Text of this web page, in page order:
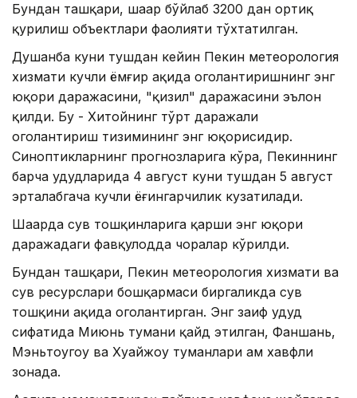
Бундан ташқари, шаҳар бўйлаб 3200 дан ортиқ
қурилиш объектлари фаолияти тўхтатилган.
Душанба куни тушдан кейин Пекин метеорология
хизмати кучли ёмғир ҳақида огоҳлантиришнинг энг
юқори даражасини, "қизил" даражасини эълон
қилди. Бу - Хитойнинг тўрт даражали
огоҳлантириш тизимининг энг юқорисидир.
Синоптикларнинг прогнозларига кўра, Пекиннинг
барча ҳудудларида 4 август куни тушдан 5 август
эрталабгача кучли ёғингарчилик кузатилади.
Шаҳарда сув тошқинларига қарши энг юқори
даражадаги фавқулодда чоралар кўрилди.
Бундан ташқари, Пекин метеорология хизмати ва
сув ресурслари бошқармаси биргаликда сув
тошқини ҳақида огоҳлантирган. Энг заиф ҳудуд
сифатида Миюнь тумани қайд этилган, Фаншань,
Мэньтоугоу ва Хуайжоу туманлари ҳам хавфли
зонада.